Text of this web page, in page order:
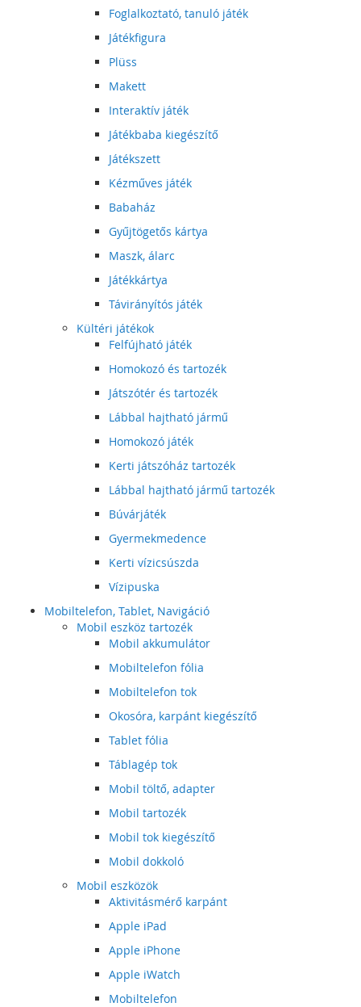
Foglalkoztató, tanuló játék
Játékfigura
Plüss
Makett
Interaktív játék
Játékbaba kiegészítő
Játékszett
Kézműves játék
Babaház
Gyűjtögetős kártya
Maszk, álarc
Játékkártya
Távirányítós játék
Kültéri játékok
Felfújható játék
Homokozó és tartozék
Játszótér és tartozék
Lábbal hajtható jármű
Homokozó játék
Kerti játszóház tartozék
Lábbal hajtható jármű tartozék
Búvárjáték
Gyermekmedence
Kerti vízicsúszda
Vízipuska
Mobiltelefon, Tablet, Navigáció
Mobil eszköz tartozék
Mobil akkumulátor
Mobiltelefon fólia
Mobiltelefon tok
Okosóra, karpánt kiegészítő
Tablet fólia
Táblagép tok
Mobil töltő, adapter
Mobil tartozék
Mobil tok kiegészítő
Mobil dokkoló
Mobil eszközök
Aktivitásmérő karpánt
Apple iPad
Apple iPhone
Apple iWatch
Mobiltelefon